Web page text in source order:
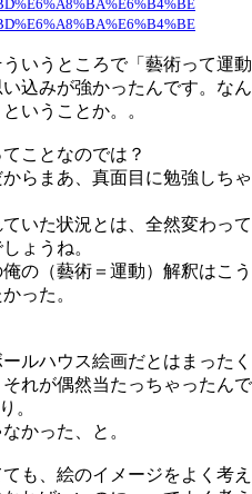
うところで「藝術って運動
込みが強かったんです。なん
いうことか。。
ことなのでは？
らまあ、真面目に勉強しちゃ
いた状況とは、全然変わって
ょうね。
の（藝術＝運動）解釈はこう
った。
ルハウス絵画だとはまったく
れが偶然当たっちゃったんで
。
かった、と。
も、絵のイメージをよく考え